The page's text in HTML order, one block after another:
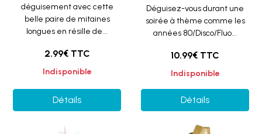
déguisement avec cette
belle paire de mitaines
longues en résille de...
2.99€ TTC
Indisponible
Détails
Déguisez-vous durant une
soirée à thème comme les
années 80/Disco/Fluo...
10.99€ TTC
Indisponible
Détails